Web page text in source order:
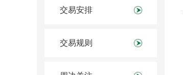
交易安排
交易规则